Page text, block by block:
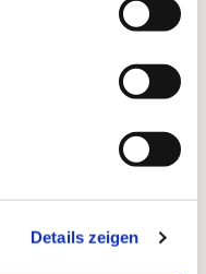
Details zeigen